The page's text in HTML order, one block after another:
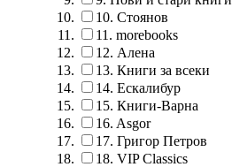
10. Стоянов
11. morebooks
12. Алена
13. Книги за всеки
14. Ескалибур
15. Книги-Варна
16. Asgor
17. Григор Петров
18. VIP Classics